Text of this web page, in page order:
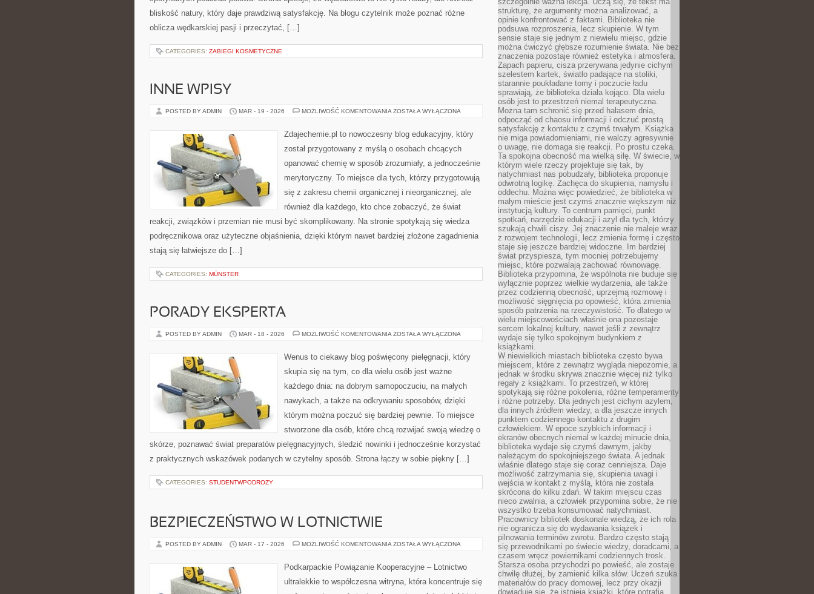
bliskość natury, który daje prawdziwą satysfakcję. Na blogu czytelnik może poznać różne
oblicza wędkarskiej pasji i przeczytać, […]
CATEGORIES: ZABIEGI KOSMETYCZNE
INNE WPISY
POSTED BY ADMIN MAR - 19 - 2026 MOŻLIWOŚĆ KOMENTOWANIA INNE
ZOSTAŁA WYŁĄCZONA
Zdajechemie.pl to nowoczesny blog edukacyjny, który
został przygotowany z myślą o osobach chcących
opanować chemię w sposób zrozumiały, a jednocześnie
merytoryczny. To miejsce dla tych, którzy przygotowują
się z zakresu chemii organicznej i nieorganicznej, ale
również dla każdego, kto chce zobaczyć, że świat
reakcji, związków i przemian nie musi być skomplikowany. Na stronie spotykają się wiedza
podręcznikowa oraz użyteczne objaśnienia, dzięki którym nawet bardziej złożone zagadnienia
stają się łatwiejsze do […]
CATEGORIES: MÜNSTER
PORADY EKSPERTA
POSTED BY ADMIN MAR - 18 - 2026 MOŻLIWOŚĆ KOMENTOWANIA PORADY
ZOSTAŁA WYŁĄCZONA
Wenus to ciekawy blog poświęcony pielęgnacji, który
skupia się na tym, co dla wielu osób jest ważne
każdego dnia: na dobrym samopoczuciu, na małych
nawykach, a także na odkrywaniu sposobów, dzięki
którym można poczuć się bardziej pewnie. To miejsce
stworzone dla osób, które chcą rozwijać swoją wiedzę o
skórze, poznawać świat preparatów pielęgnacyjnych, śledzić nowinki i jednocześnie korzystać
z praktycznych wskazówek podanych w czytelny sposób. Strona łączy w sobie piękny […]
CATEGORIES: STUDENTWPODROZY
BEZPIECZEŃSTWO W LOTNICTWIE
POSTED BY ADMIN MAR - 17 - 2026 MOŻLIWOŚĆ KOMENTOWANIA BEZPIECZEŃSTWO
ZOSTAŁA WYŁĄCZONA
Podkarpackie Powiązanie Kooperacyjne – Lotnictwo
ultralekkie to współczesna witryna, która koncentruje się
strukturę, że argumenty można analizować, a
opinie konfrontować z faktami. Biblioteka nie
podsuwa rozproszenia, lecz skupienie. W tym
sensie staje się jednym z niewielu miejsc, gdzie
można ćwiczyć głębsze rozumienie świata. Nie bez
znaczenia pozostaje również estetyka i atmosfera.
Zapach papieru, cisza przerywana jedynie cichym
szelestem kartek, światło padające na stoliki,
starannie poukładane tomy i poczucie ładu
sprawiają, że biblioteka działa kojąco. Dla wielu
osób jest to przestrzeń niemal terapeutyczna.
Można tam schronić się przed hałasem dnia,
odpocząć od chaosu informacji i odczuć prostą
satysfakcję z kontaktu z czymś trwałym. Książka
nie miga powiadomieniami, nie walczy agresywnie
o uwagę, nie domaga się reakcji. Po prostu czeka.
Ta spokojna obecność ma wielką siłę. W świecie, w
którym wiele rzeczy projektuje się tak, by
natychmiast nas pobudzały, biblioteka proponuje
odwrotną logikę. Zachęca do skupienia, namysłu i
oddechu. Można więc powiedzieć, że biblioteka w
małym mieście jest czymś znacznie większym niż
instytucją kultury. To centrum pamięci, punkt
spotkań, narzędzie edukacji i azyl dla tych, którzy
szukają chwili ciszy. Jej znaczenie nie maleje wraz
z rozwojem technologii, lecz zmienia formę i często
staje się jeszcze bardziej widoczne. Im bardziej
świat przyspiesza, tym mocniej potrzebujemy
miejsc, które pozwalają zachować równowagę.
Biblioteka przypomina, że wspólnota nie buduje się
wyłącznie poprzez wielkie wydarzenia, ale także
przez codzienną obecność, uprzejmą rozmowę i
możliwość sięgnięcia po opowieść, która zmienia
sposób patrzenia na rzeczywistość. To dlatego w
wielu miejscowościach właśnie ona pozostaje
sercem lokalnej kultury, nawet jeśli z zewnątrz
wydaje się tylko spokojnym budynkiem z
książkami.
W niewielkich miastach biblioteka często bywa
miejscem, które z zewnątrz wygląda niepozornie, a
jednak w środku skrywa znacznie więcej niż tylko
regały z książkami. To przestrzeń, w której
spotykają się różne pokolenia, różne temperamenty
i różne potrzeby. Dla jednych jest cichym azylem,
dla innych źródłem wiedzy, a dla jeszcze innych
punktem codziennego kontaktu z drugim
człowiekiem. W epoce szybkich informacji i
ekranów obecnych niemal w każdej minucie dnia,
biblioteka wydaje się czymś dawnym, jakby
należącym do spokojniejszego świata. A jednak
właśnie dlatego staje się coraz cenniejsza. Daje
możliwość zatrzymania się, skupienia uwagi i
wejścia w kontakt z myślą, która nie została
skrócona do kilku zdań. W takim miejscu czas
nieco zwalnia, a człowiek przypomina sobie, że nie
wszystko trzeba konsumować natychmiast.
Pracownicy bibliotek doskonale wiedzą, że ich rola
nie ogranicza się do wydawania książek i
pilnowania terminów zwrotu. Bardzo często stają
się przewodnikami po świecie wiedzy, doradcami, a
czasem wręcz powiernikami codziennych trosk.
Starsza osoba przychodzi po powieść, ale zostaje
chwilę dłużej, by zamienić kilka słów. Uczeń szuka
materiałów do pracy domowej, lecz przy okazji
dowiaduje się, że istnieją książki, które potrafią